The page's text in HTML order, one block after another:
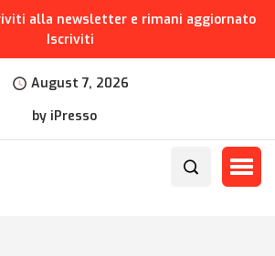
alla newsletter e rimani aggiornato
Iscriviti
August 7, 2026
by iPresso